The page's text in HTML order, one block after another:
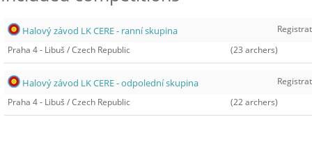
Halový závod LK CERE - ranní skupina
Praha 4 - Libuš /Czech Republic (23 archers)
Halový závod LK CERE - odpolední skupina
Praha 4 - Libuš /Czech Republic (22 archers)